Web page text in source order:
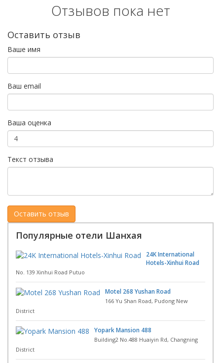
Отзывов пока нет
Оставить отзыв
Ваше имя
Ваш email
Ваша оценка
Текст отзыва
Популярные отели Шанхая
24K International
Hotels-Xinhui Road
No. 139 Xinhui Road Putuo
Motel 268 Yushan Road
166 Yu Shan Road, Pudong New
District
Yopark Mansion 488
Building2 No.488 Huaiyin Rd, Changning
District